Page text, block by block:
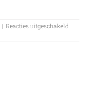
| Reacties uitgeschakeld
is